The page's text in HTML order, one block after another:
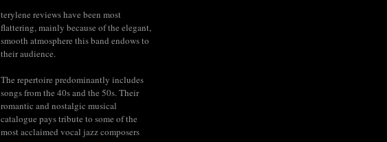
terylene reviews have been most
flattering, mainly because of the elegant,
smooth atmosphere this band endows to
their audience.
The repertoire predominantly includes
songs from the 40s and the 50s. Their
romantic and nostalgic musical
catalogue pays tribute to some of the
most acclaimed vocal jazz composers